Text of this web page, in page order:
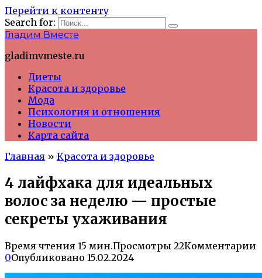
Перейти к контенту
Search for:
Гладим Вместе
gladimvmeste.ru
Диеты
Красота и здоровье
Мода
Психология и отношения
Новости
Карта сайта
Главная » Красота и здоровье
4 лайфхака для идеальных
волос за неделю — простые
секреты ухаживания
Время чтения 15 мин.Просмотры 22Комментарии
0Опубликовано 15.02.2024